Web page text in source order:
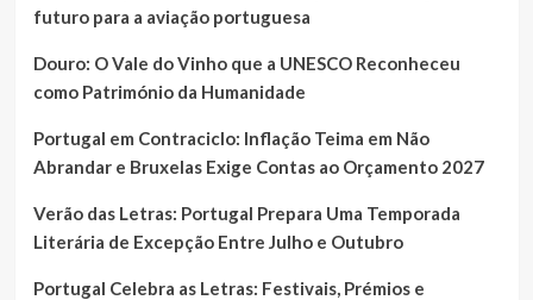
futuro para a aviação portuguesa
Douro: O Vale do Vinho que a UNESCO Reconheceu
como Património da Humanidade
Portugal em Contraciclo: Inflação Teima em Não
Abrandar e Bruxelas Exige Contas ao Orçamento 2027
Verão das Letras: Portugal Prepara Uma Temporada
Literária de Excepção Entre Julho e Outubro
Portugal Celebra as Letras: Festivais, Prémios e